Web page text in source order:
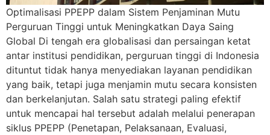
Optimalisasi PPEPP dalam Sistem Penjaminan Mutu
Perguruan Tinggi untuk Meningkatkan Daya Saing
Global Di tengah era globalisasi dan persaingan ketat
antar institusi pendidikan, perguruan tinggi di Indonesia
dituntut tidak hanya menyediakan layanan pendidikan
yang baik, tetapi juga menjamin mutu secara konsisten
dan berkelanjutan. Salah satu strategi paling efektif
untuk mencapai hal tersebut adalah melalui penerapan
siklus PPEPP (Penetapan, Pelaksanaan, Evaluasi,